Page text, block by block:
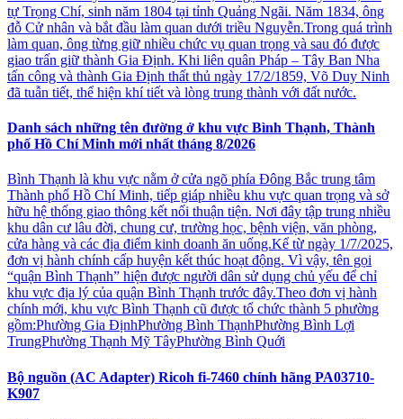
tự Trọng Chí, sinh năm 1804 tại tỉnh Quảng Ngãi. Năm 1834, ông
đỗ Cử nhân và bắt đầu làm quan dưới triều Nguyễn.Trong quá trình
làm quan, ông từng giữ nhiều chức vụ quan trọng và sau đó được
giao trấn giữ thành Gia Định. Khi liên quân Pháp – Tây Ban Nha
tấn công và thành Gia Định thất thủ ngày 17/2/1859, Võ Duy Ninh
đã tuẫn tiết, thể hiện khí tiết và lòng trung thành với đất nước.
Danh sách những tên đường ở khu vực Bình Thạnh, Thành
phố Hồ Chí Minh mới nhất tháng 8/2026
Bình Thạnh là khu vực nằm ở cửa ngõ phía Đông Bắc trung tâm
Thành phố Hồ Chí Minh, tiếp giáp nhiều khu vực quan trọng và sở
hữu hệ thống giao thông kết nối thuận tiện. Nơi đây tập trung nhiều
khu dân cư lâu đời, chung cư, trường học, bệnh viện, văn phòng,
cửa hàng và các địa điểm kinh doanh ăn uống.Kể từ ngày 1/7/2025,
đơn vị hành chính cấp huyện kết thúc hoạt động. Vì vậy, tên gọi
“quận Bình Thạnh” hiện được người dân sử dụng chủ yếu để chỉ
khu vực địa lý của quận Bình Thạnh trước đây.Theo đơn vị hành
chính mới, khu vực Bình Thạnh cũ được tổ chức thành 5 phường
gồm:Phường Gia ĐịnhPhường Bình ThạnhPhường Bình Lợi
TrungPhường Thạnh Mỹ TâyPhường Bình Quới
Bộ nguồn (AC Adapter) Ricoh fi-7460 chính hãng PA03710-
K907